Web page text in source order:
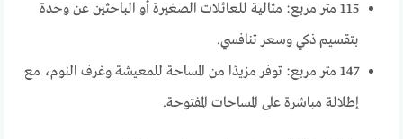
115 متر مربع: مثالية للعائلات الصغيرة أو الباحثين عن وحدة
بتقسيم ذكي وسعر تنافسي.
147 متر مربع: توفر مزيدًا من المساحة للمعيشة وغرف النوم، مع
إطلالة مباشرة على المساحات المفتوحة.